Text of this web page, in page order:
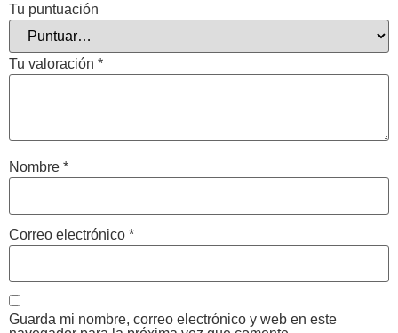
Tu puntuación
Tu valoración *
Nombre *
Correo electrónico *
Guarda mi nombre, correo electrónico y web en este